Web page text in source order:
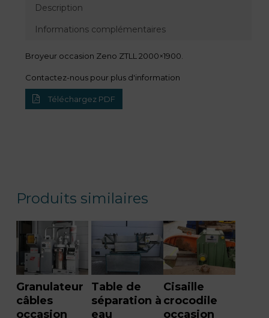
Description
Informations complémentaires
Broyeur occasion Zeno ZTLL 2000×1900.
Contactez-nous pour plus d'information
Téléchargez PDF
Produits similaires
Granulateur
câbles
occasion
Table de
séparation à
eau
Cisaille
crocodile
occasion